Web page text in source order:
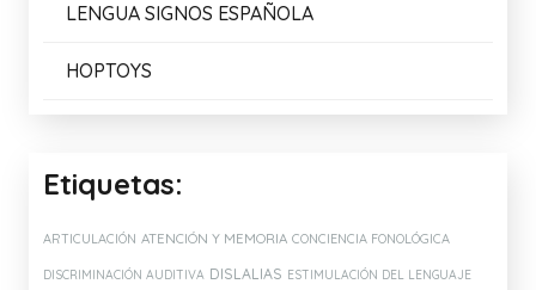
LENGUA SIGNOS ESPAÑOLA
HOPTOYS
Etiquetas:
ARTICULACIÓN ATENCIÓN Y MEMORIA CONCIENCIA FONOLÓGICA
DISCRIMINACIÓN AUDITIVA DISLALIAS ESTIMULACIÓN DEL LENGUAJE